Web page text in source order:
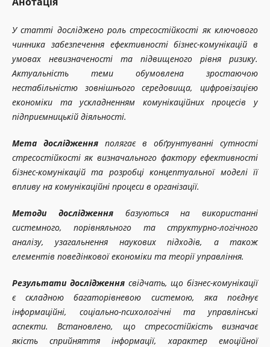
У статті досліджено роль стресостійкості як ключового
чинника забезпечення ефективності бізнес-комунікацій в
умовах невизначеності та підвищеного рівня ризику.
Актуальність теми обумовлена зростаючою
нестабільністю зовнішнього середовища, цифровізацією
економіки та ускладненням комунікаційних процесів у
підприємницькій діяльності.
Мета дослідженняполягає в обґрунтуванні сутності
стресостійкості як визначального фактору ефективності
бізнес-комунікацій та розробці концептуальної моделі її
впливу на комунікаційні процеси в організації.
Методи дослідженнябазуються на використанні
системного, порівняльного та структурно-логічного
аналізу, узагальнення наукових підходів, а також
елементів поведінкової економіки та теорії управління.
Результати дослідженнясвідчать, що бізнес-комунікації
є складною багаторівневою системою, яка поєднує
інформаційні, соціально-психологічні та управлінські
аспекти. Встановлено, що стресостійкість визначає
якість сприйняття інформації, характер емоційної